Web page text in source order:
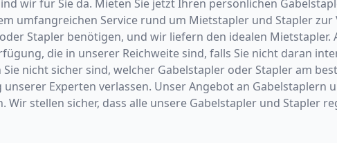
wir für Sie da. Mieten Sie jetzt Ihren persönlichen
umfangreichen Service rund um Mietstapler und Stapler
Stapler benötigen, und wir liefern den idealen Mietstapler.
die in unserer Reichweite sind, falls Sie nicht daran
nicht sicher sind, welcher Gabelstapler oder Stapler am
Experten verlassen. Unser Angebot an Gabelstaplern
stellen sicher, dass alle unsere Gabelstapler und Stapler